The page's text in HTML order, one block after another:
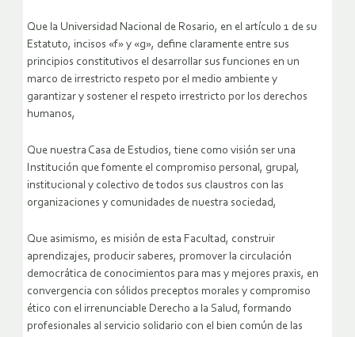
Que la Universidad Nacional de Rosario, en el artículo 1 de su
Estatuto, incisos «f» y «g», define claramente entre sus
principios constitutivos el desarrollar sus funciones en un
marco de irrestricto respeto por el medio ambiente y
garantizar y sostener el respeto irrestricto por los derechos
humanos,
Que nuestra Casa de Estudios, tiene como visión ser una
Institución que fomente el compromiso personal, grupal,
institucional y colectivo de todos sus claustros con las
organizaciones y comunidades de nuestra sociedad,
Que asimismo, es misión de esta Facultad, construir
aprendizajes, producir saberes, promover la circulación
democrática de conocimientos para mas y mejores praxis, en
convergencia con sólidos preceptos morales y compromiso
ético con el irrenunciable Derecho a la Salud, formando
profesionales al servicio solidario con el bien común de las